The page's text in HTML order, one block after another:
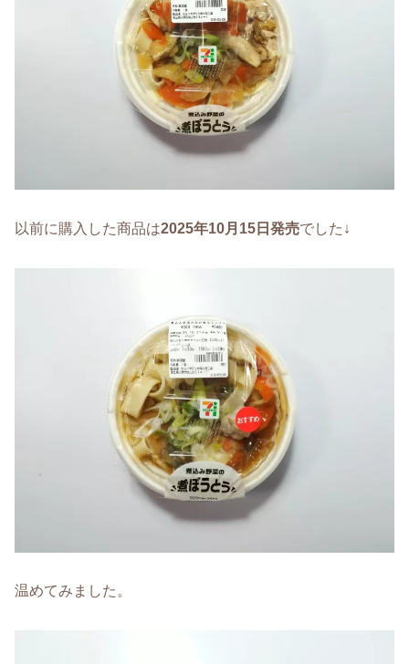
以前に購入した商品は2025年10月15日発売でした↓
温めてみました。